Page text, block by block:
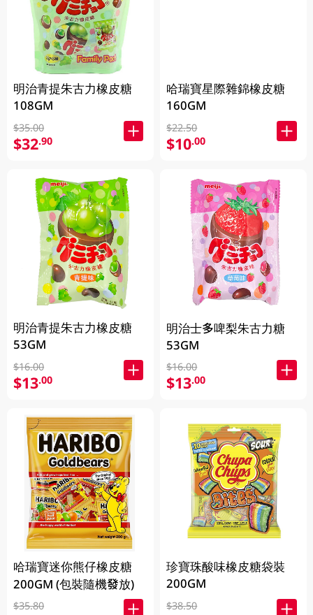
明治青提朱古力橡皮糖
108GM
$35.00
$32.90
明治青提朱古力橡皮糖
53GM
$16.00
$13.00
哈瑞寶迷你熊仔橡皮糖
200GM (包裝隨機發放)
$35.80
哈瑞寶星際雜錦橡皮糖
160GM
$22.50
$10.00
明治士多啤梨朱古力糖
53GM
$16.00
$13.00
珍寶珠酸味橡皮糖袋裝
200GM
$38.50